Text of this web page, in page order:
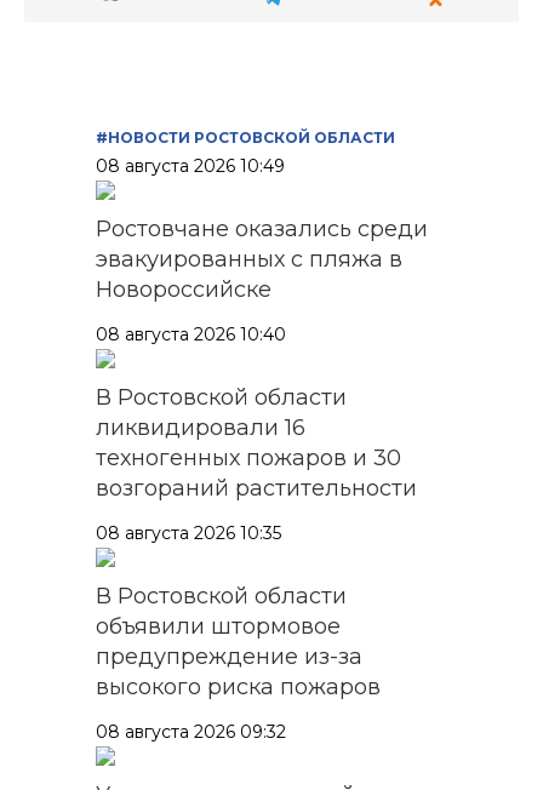
#НОВОСТИ РОСТОВСКОЙ ОБЛАСТИ
08 августа 2026 10:49
Ростовчане оказались среди
эвакуированных с пляжа в
Новороссийске
08 августа 2026 10:40
В Ростовской области
ликвидировали 16
техногенных пожаров и 30
возгораний растительности
08 августа 2026 10:35
В Ростовской области
объявили штормовое
предупреждение из-за
высокого риска пожаров
08 августа 2026 09:32